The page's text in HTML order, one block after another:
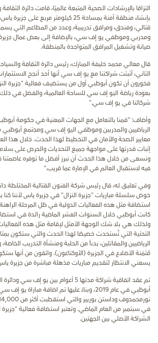
التزامًا بالإرشادات الصحية المتبعة عالميًا، قامت دائرة
بإنشاء منطقة آمنة بمساحة 25 كيلومتر مربع
قتالي، وفندق، ومرافق تدريبية، وعدد من المطاعم التي
ومدربي وموظفي يو إف سي، بالإضافة إلى بعض عمال
صيانة وتشغيل المرافق المتواجدة بالمنطقة.
قال معالي محمد خليفة المبارك، رئيس دائرة الثقافة
الثاني، أثبتت شراكتنا مع يو إف سي أنها أحد أنجح
فخورون أن تكون أبوظبي أول من يستضيف فعالية "جزيرة
بعودة رياضة اليو إف سي للساحة العالمية، والفضل في
شركائنا في يو إف سي."
وأضاف: "قمنا بالتعامل مع الجهات المعنية في حكومة
الرياضيين والمدربين وموظفي اليو إف سي ومجتمع أبوظبي
معايير الصحة والأمان في التخطيط لهذا الحدث. خلال هذا
إثبات قدرتها على مواجهة جميع التحديات والحرص على
ونسعى من خلال هذا الحدث أن نبرز أفضل ما توفره
فيه لاستقبال العالم في الإمارة عما قريب."
وفي تعليق له، قال رئيس شركة الفنون القتالية المختلطة
خوض سلسلة مباريات "جزيرة النزال" في جزيرة ياس لأننا
استضافة مثل هذه الفعاليات الدولية في ظل المرحلة الراهنة
كانت أبوظبي خلال السنوات العشر الماضية رائدة في
ولذلك هي بلا شك الوجهة الأمثل لإقامة مثل هذه
التحتية التي تُستحدث خصيصًا لهذا الحدث والتي ستكون
الرياضيين والمقاتلين، بدءاً من الحلبة ومنشأة التدريب
مُثمَنة الأضلاع في الجزيرة (الأوكتاغون). واثقون من أنها
يسعني الانتظار لتقديم مباريات مذهلة مباشرة من جزيرة
تم عقد اتفاقية شراكة مدتها 5 أعوام بين يو إف
في سبتمبر من العام الماضي. وتعتبر استضافة فعالية "جزيرة
الشراكة الأصلي بين الجهتين.